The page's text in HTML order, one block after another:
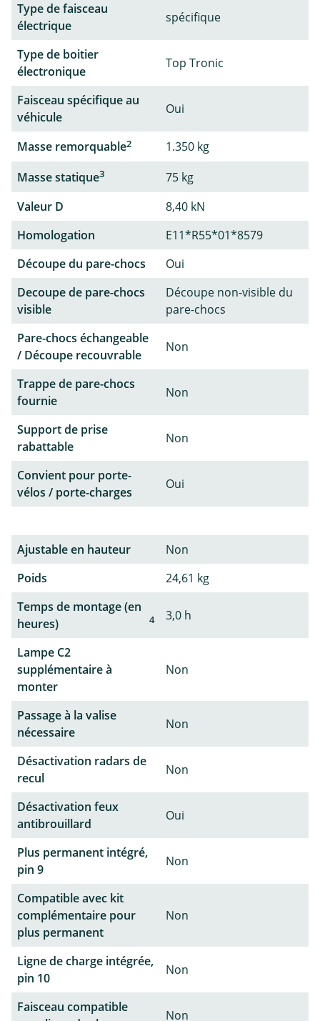
Type de faisceau
électrique
spécifique
Type de boitier
électronique
Top Tronic
Faisceau spécifique au
véhicule
Oui
Masse remorquable2
1.350 kg
Masse statique3
75 kg
Valeur D
8,40 kN
Homologation
E11*R55*01*8579
Découpe du pare-chocs
Oui
Decoupe de pare-chocs
visible
Découpe non-visible du
pare-chocs
Pare-chocs échangeable
/ Découpe recouvrable
Non
Trappe de pare-chocs
fournie
Non
Support de prise
rabattable
Non
Convient pour porte-
vélos / porte-charges
Oui
Ajustable en hauteur
Non
Poids
24,61 kg
Temps de montage (en
heures)
4 3,0 h
Lampe C2
supplémentaire à
monter
Non
Passage à la valise
nécessaire
Non
Désactivation radars de
recul
Non
Désactivation feux
antibrouillard
Oui
Plus permanent intégré,
pin 9
Non
Compatible avec kit
complémentaire pour
plus permanent
Non
Ligne de charge intégrée,
pin 10
Non
Faisceau compatible
Non